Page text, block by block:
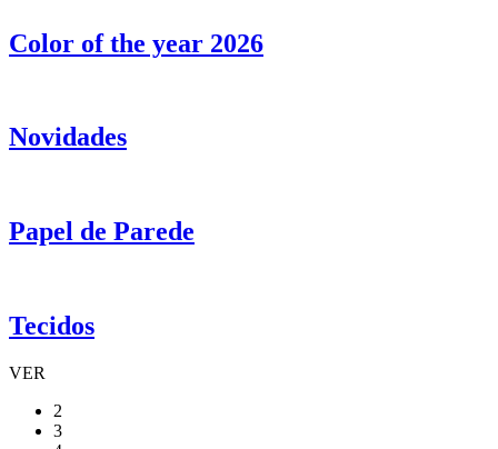
Color of the year 2026
Novidades
Papel de Parede
Tecidos
VER
2
3